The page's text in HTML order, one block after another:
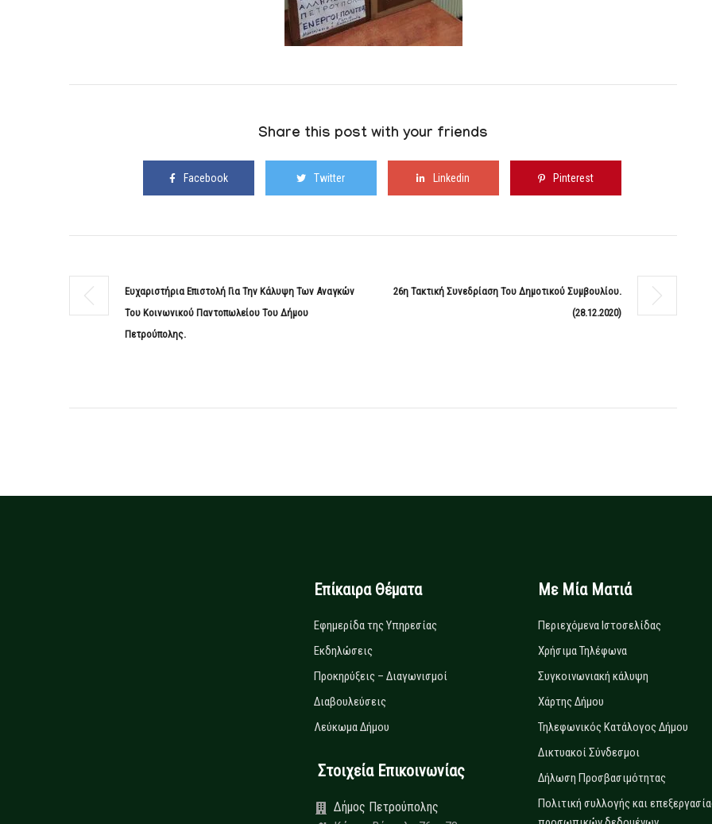
Share this post with your friends
Facebook Twitter Linkedin Pinterest
Ευχαριστήρια Επιστολή Για Την Κάλυψη Των Αναγκών
Του Κοινωνικού Παντοπωλείου Του Δήμου
Πετρούπολης.
26η Τακτική Συνεδρίαση Του Δημοτικού Συμβουλίου.
(28.12.2020)
Επίκαιρα Θέματα
Εφημερίδα της Υπηρεσίας
Εκδηλώσεις
Προκηρύξεις – Διαγωνισμοί
Διαβουλεύσεις
Λεύκωμα Δήμου
Στοιχεία Επικοινωνίας
Δήμος Πετρούπολης
Με Μία Ματιά
Περιεχόμενα Ιστοσελίδας
Χρήσιμα Τηλέφωνα
Συγκοινωνιακή κάλυψη
Χάρτης Δήμου
Τηλεφωνικός Κατάλογος Δήμου
Δικτυακοί Σύνδεσμοι
Δήλωση Προσβασιμότητας
Πολιτική συλλογής και